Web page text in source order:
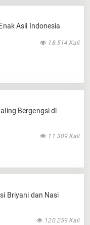
Asli Indonesia
18.514 Kali
Bergengsi di
11.309 Kali
Briyani dan Nasi
120.259 Kali